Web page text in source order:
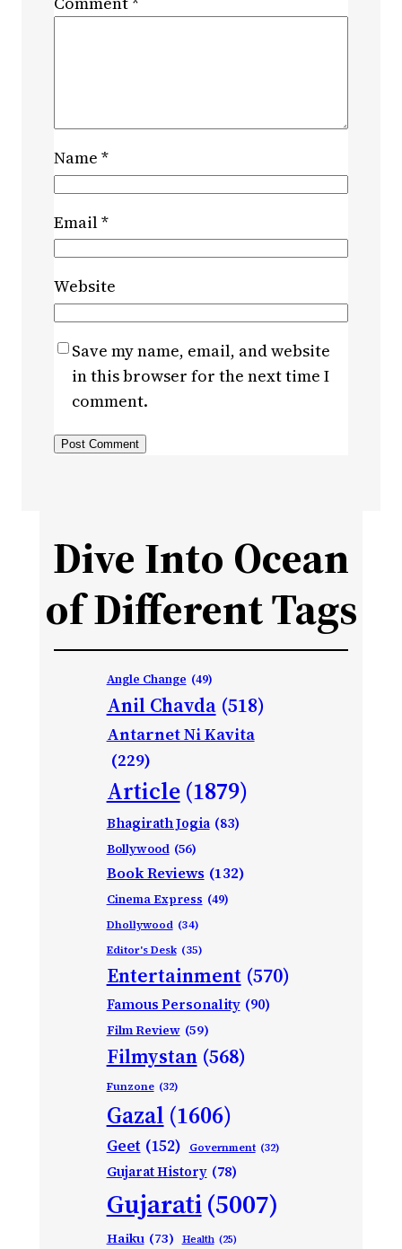
Name *
Email*
Website
Save my name, email, and website
in this browser for the next time I
comment.
Dive Into Ocean
of Different Tags
Angle Change (49)
Anil Chavda (518)
Antarnet Ni Kavita
(229)
Article (1879)
Bhagirath Jogia (83)
Bollywood (56)
Book Reviews (132)
Cinema Express (49)
Dhollywood (34)
Editor's Desk (35)
Entertainment (570)
Famous Personality (90)
Film Review (59)
Filmystan (568)
Funzone (32)
Gazal (1606)
Geet (152) Government (32)
Gujarat History (78)
Gujarati(5007)
Haiku (73) Health (25)